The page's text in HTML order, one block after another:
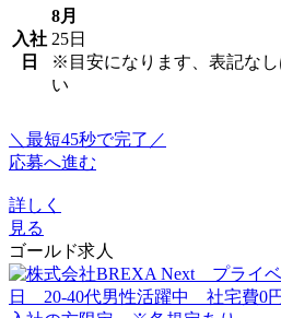
入社
日
8月
25日
※目安になります、表記な
い
＼最短45秒で完了／
応募へ進む
詳しく
見る
ゴールド求人